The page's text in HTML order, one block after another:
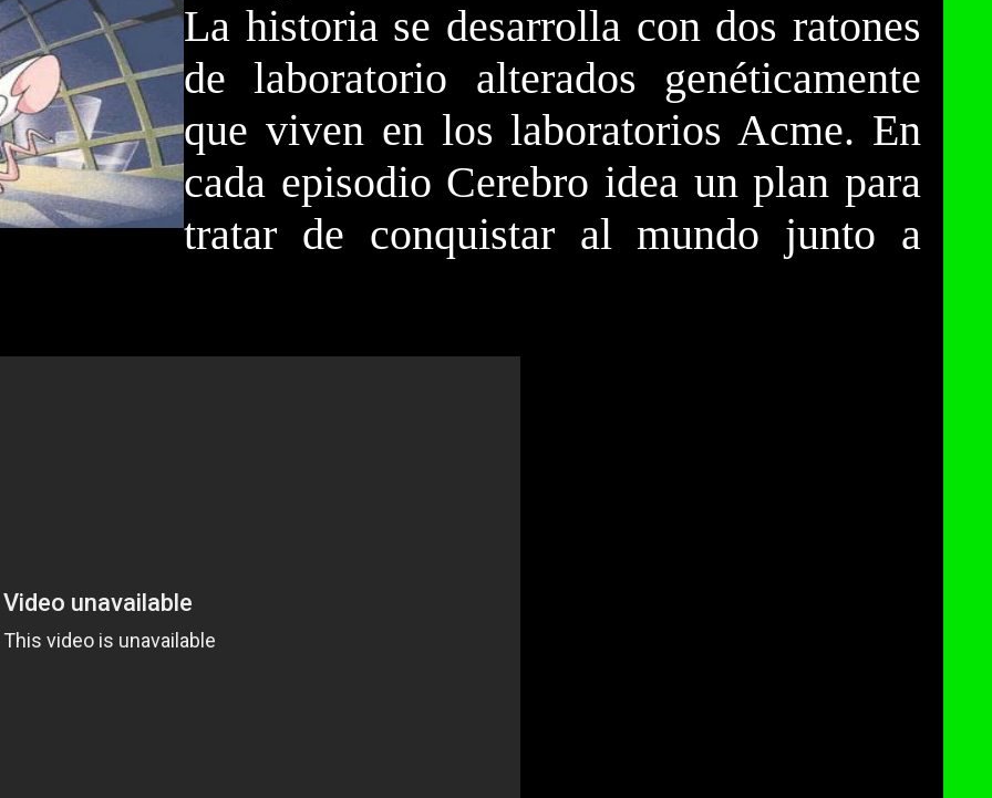
La historia se desarrolla con dos ratones
de laboratorio alterados genéticamente
que viven en los laboratorios Acme. En
cada episodio Cerebro idea un plan para
tratar de conquistar al mundo junto a